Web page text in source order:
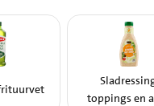
toppings en